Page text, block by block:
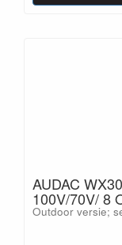
AUDAC
100V/70V/ 8
Outdoor versie;